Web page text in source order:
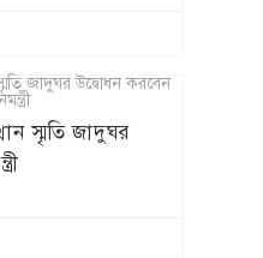
স্মৃতি জাদুঘর